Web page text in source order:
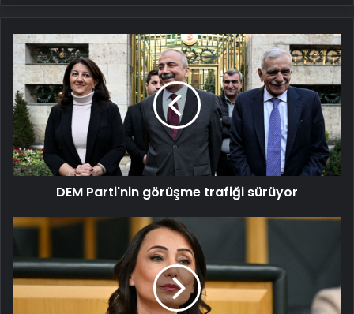
DEM
Parti'nin
görüşme
trafiği
sürüyor
DEM Parti'nin görüşme trafiği sürüyor
Tülay
Oruç:
Barışın